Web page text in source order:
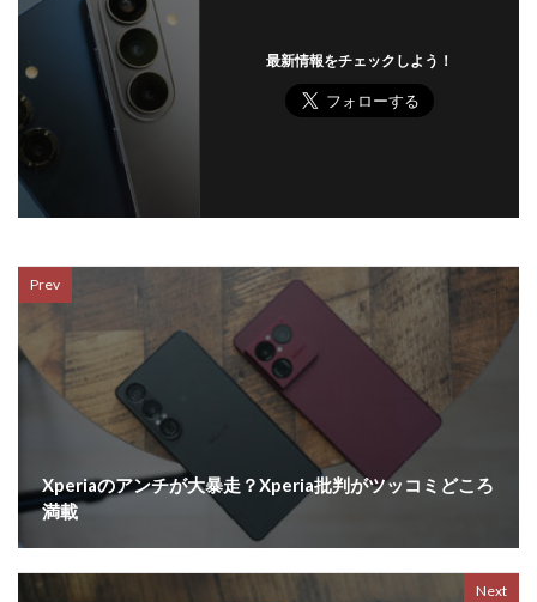
最新情報をチェックしよう！
Prev
Xperiaのアンチが大暴走？Xperia批判がツッコミどころ
満載
Next